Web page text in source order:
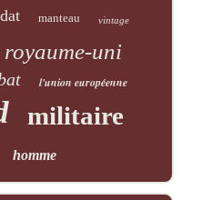
manteau vintage
royaume-uni
l'union européenne
militaire
homme